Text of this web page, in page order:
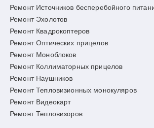
Ремонт Источников бесперебойного
Ремонт Эхолотов
Ремонт Квадрокоптеров
Ремонт Оптических прицелов
Ремонт Моноблоков
Ремонт Коллиматорных прицелов
Ремонт Наушников
Ремонт Тепловизионных монокуляров
Ремонт Видеокарт
Ремонт Тепловизоров